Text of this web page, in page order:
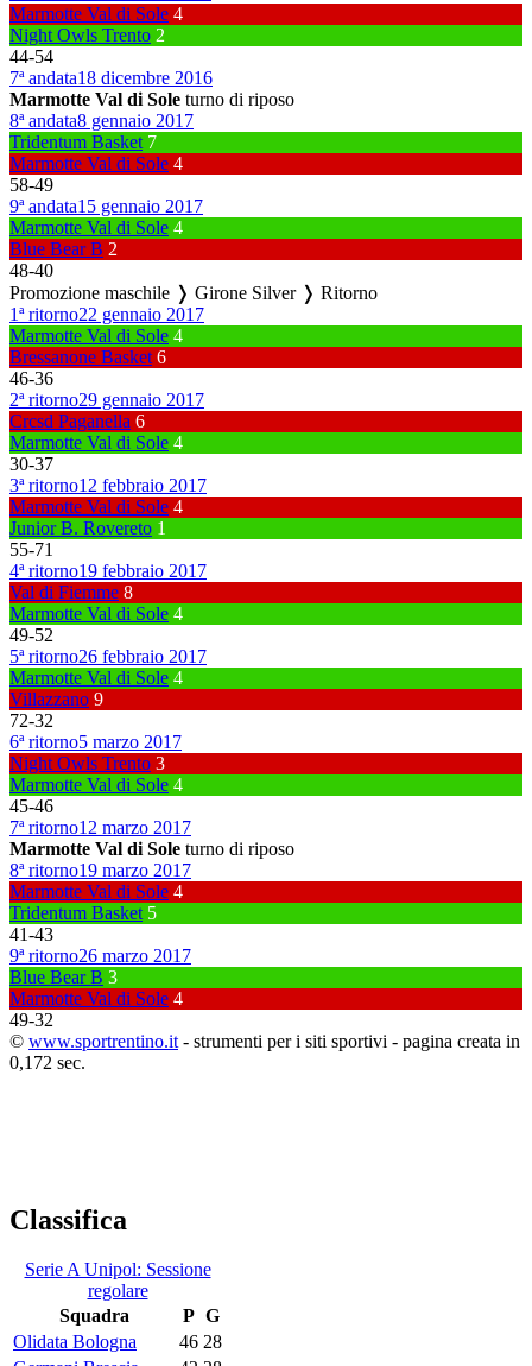
Marmotte Val di Sole 4
Night Owls Trento 2
44-54
7ª andata18 dicembre 2016
Marmotte Val di Sole turno di riposo
8ª andata8 gennaio 2017
Tridentum Basket 7
Marmotte Val di Sole 4
58-49
9ª andata15 gennaio 2017
Marmotte Val di Sole 4
Blue Bear B 2
48-40
Promozione maschile ❭ Girone Silver ❭ Ritorno
1ª ritorno22 gennaio 2017
Marmotte Val di Sole 4
Bressanone Basket 6
46-36
2ª ritorno29 gennaio 2017
Crcsd Paganella 6
Marmotte Val di Sole 4
30-37
3ª ritorno12 febbraio 2017
Marmotte Val di Sole 4
Junior B. Rovereto 1
55-71
4ª ritorno19 febbraio 2017
Val di Fiemme 8
Marmotte Val di Sole 4
49-52
5ª ritorno26 febbraio 2017
Marmotte Val di Sole 4
Villazzano 9
72-32
6ª ritorno5 marzo 2017
Night Owls Trento 3
Marmotte Val di Sole 4
45-46
7ª ritorno12 marzo 2017
Marmotte Val di Sole turno di riposo
8ª ritorno19 marzo 2017
Marmotte Val di Sole 4
Tridentum Basket 5
41-43
9ª ritorno26 marzo 2017
Blue Bear B 3
Marmotte Val di Sole 4
49-32
© www.sportrentino.it - strumenti per i siti sportivi - pagina creata in
0,172 sec.
Classifica
Serie A Unipol: Sessione
regolare
Squadra
P G
Olidata Bologna
46 28